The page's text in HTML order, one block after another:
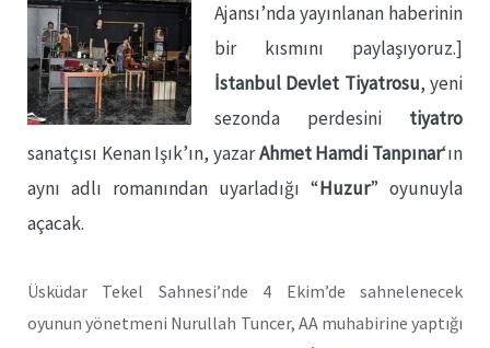
Ajansı’nda yayınlanan haberinin
bir kısmını paylaşıyoruz.]
İstanbul Devlet Tiyatrosu, yeni
sezonda perdesini tiyatro
sanatçısı Kenan Işık’ın, yazarAhmet Hamdi Tanpınar‘ın
aynı adlı romanından uyarladığı “Huzur” oyunuyla
açacak.
Üsküdar Tekel Sahnesi’nde 4 Ekim’de sahnelenecek
oyunun yönetmeni Nurullah Tuncer, AA muhabirine yaptığı